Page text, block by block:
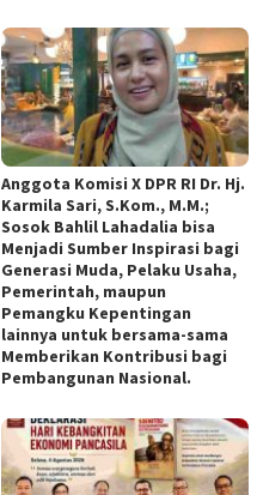
Anggota Komisi X DPR RI Dr. Hj.
Karmila Sari, S.Kom., M.M.;
Sosok Bahlil Lahadalia bisa
Menjadi Sumber Inspirasi bagi
Generasi Muda, Pelaku Usaha,
Pemerintah, maupun
Pemangku Kepentingan
lainnya untuk bersama-sama
Memberikan Kontribusi bagi
Pembangunan Nasional.